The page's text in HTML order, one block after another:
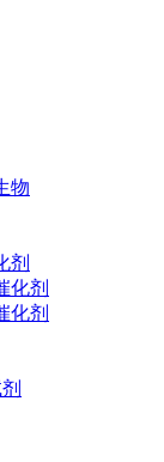
物
剂
化剂
化剂